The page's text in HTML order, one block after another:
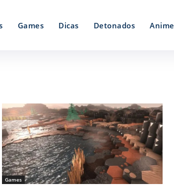
Games Dicas Detonados Anime
Games